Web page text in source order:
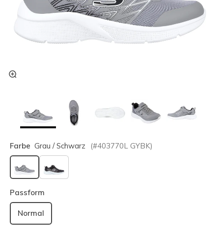
Farbe Grau / Schwarz (#403770L GYBK)
ausgewählt
Passform
Normal